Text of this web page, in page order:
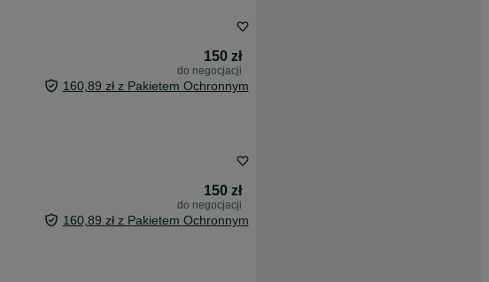
150 zł
do negocjacji
160,89 zł z Pakietem Ochronnym
150 zł
do negocjacji
160,89 zł z Pakietem Ochronnym